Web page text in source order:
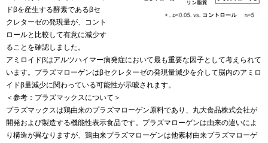
ドβを産生する酵素であるβセ
クレターゼの発現量が、コント
ロールと比較して有意に減少す
ることを確認しました。
アミロイドβはアルツハイマー病発症において最も重要な因子として考えられて
います。プラズマローゲンはβセクレターゼの発現量減少を介して脳内のアミロ
イドβ量減少に関わっている可能性が示唆されます。
＜参考：プラズマックスについて＞
プラズマックスは鶏由来のプラズマローゲン原料であり、丸大食品株式会社が
開発および製造する機能性表示食品です。プラズマローゲンは由来の違いによ
り構造が異なりますが、鶏由来プラズマローゲンは他素材由来プラズマローゲ